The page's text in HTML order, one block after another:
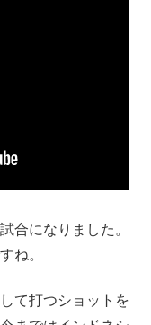
合になりました。
ね。
て打つショットを